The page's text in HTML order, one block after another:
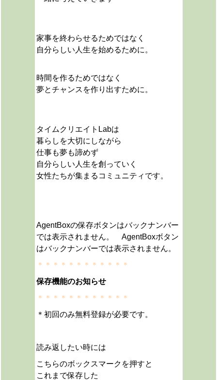
家事を終わらせるためではなく
自分らしい人生を始めるために。
時間を作るためではなく
夢とチャンスを作り出すために。
タイムクリエイトLabは
暮らしを大切にしながら
仕事も夢も諦めず
自分らしい人生を創っていく
女性たちが集まるコミュニティです。
AgentBoxの保存ボタンはバックナンバー
では表示されません。 AgentBoxボタン
はバックナンバーでは表示されません。
＊＊＊＊＊＊＊＊＊＊＊＊
保存機能のお知らせ
＊＊＊＊＊＊＊＊＊＊＊＊
＊初回のみ無料登録が必要です。
読み返したい時には
こちらのボックスマークを押すと
これまで保存した